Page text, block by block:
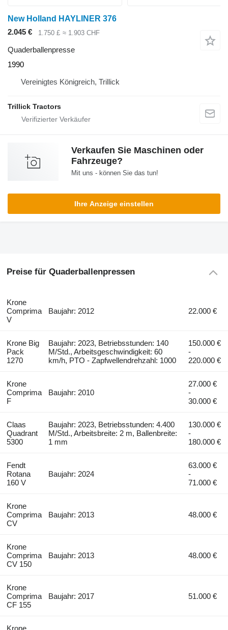
New Holland HAYLINER 376
2.045 €
1.750 £ ≈ 1.903 CHF
Quaderballenpresse
1990
Vereinigtes Königreich, Trillick
Trillick Tractors
Verkaufen Sie Maschinen oder
Fahrzeuge?
Mit uns - können Sie das tun!
Ihre Anzeige einstellen
Preise für Quaderballenpressen
Krone
Comprima
V
Baujahr: 2012 22.000 €
Krone Big
Pack
1270
Baujahr: 2023, Betriebsstunden: 140
M/Std., Arbeitsgeschwindigkeit: 60
km/h, PTO - Zapfwellendrehzahl: 1000
150.000 €
-
220.000 €
Krone
Comprima
F
Baujahr: 2010
27.000 €
-
30.000 €
Claas
Quadrant
5300
Baujahr: 2023, Betriebsstunden: 4.400
M/Std., Arbeitsbreite: 2 m, Ballenbreite:
1 mm
130.000 €
-
180.000 €
Fendt
Rotana
160 V
Baujahr: 2024
63.000 €
-
71.000 €
Krone
Comprima
CV
Baujahr: 2013 48.000 €
Krone
Comprima
CV 150
Baujahr: 2013 48.000 €
Krone
Comprima
CF 155
Baujahr: 2017 51.000 €
Krone